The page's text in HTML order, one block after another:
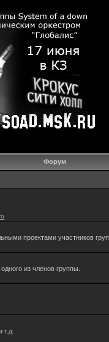
Форум
проектами участников
из членов группы.
т.д